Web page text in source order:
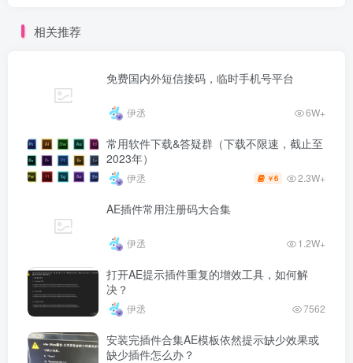
相关推荐
免费国内外短信接码，临时手机号平台
伊丞 6W+
常用软件下载&答疑群（下载不限速，截止至
2023年）
伊丞 ￥6 2.3W+
AE插件常用注册码大合集
伊丞 1.2W+
打开AE提示插件重复的增效工具，如何解
决？
伊丞 7562
安装完插件合集AE模板依然提示缺少效果或
缺少插件怎么办？